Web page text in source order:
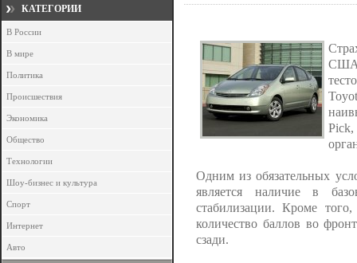
КАТЕГОРИИ
В России
В мире
Политика
Происшествия
Экономика
Общество
Технологии
Шоу-бизнес и культура
Спорт
Интернет
Авто
США
Одним из обязательных
является наличие в
стабилизации. Кроме
количество баллов во
сзади.